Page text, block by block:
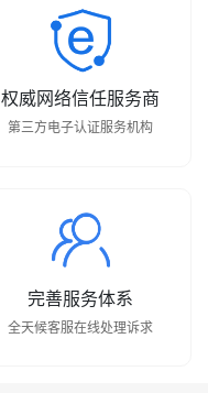
权威网络信任服务商
第三方电子认证服务机构
完善服务体系
全天候客服在线处理诉求